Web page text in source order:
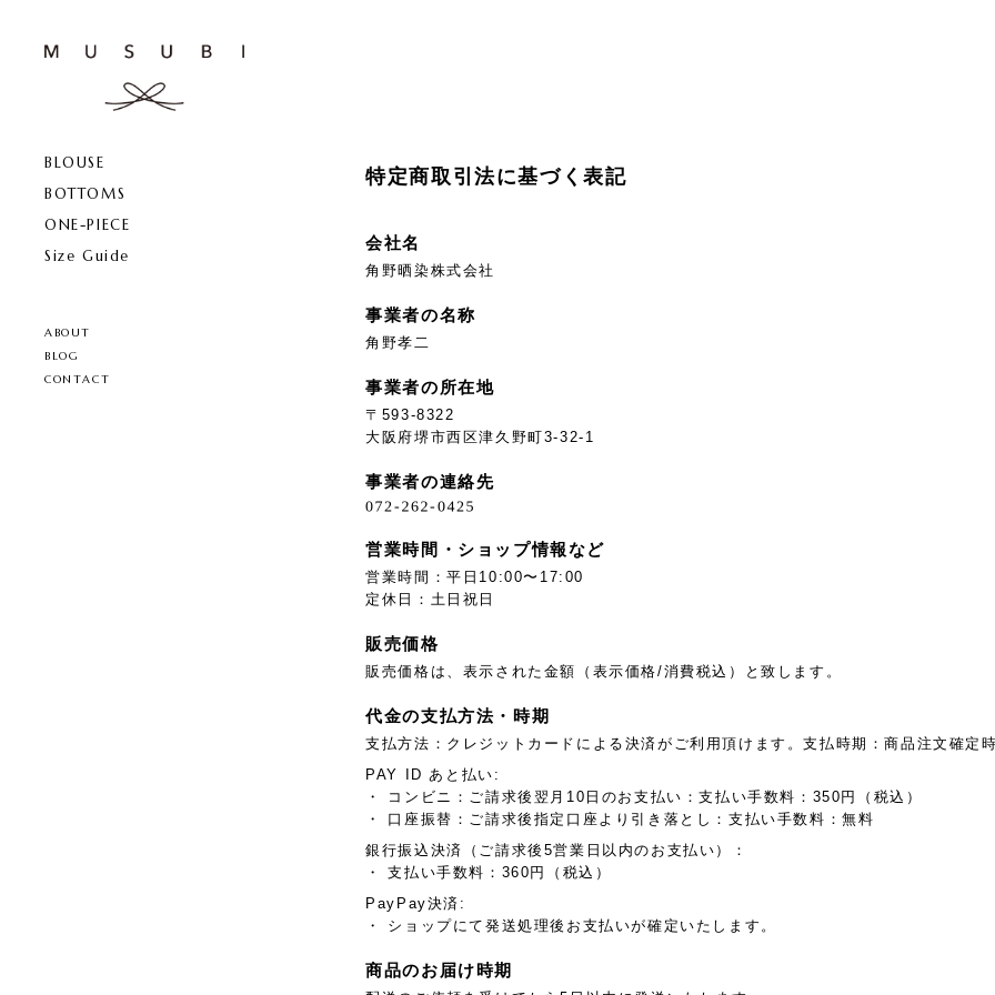
BLOUSE
BOTTOMS
ONE-PIECE
Size Guide
ABOUT
BLOG
CONTACT
特定商取引法に基づく表記
会社名
角野晒染株式会社
事業者の名称
角野孝二
事業者の所在地
〒593-8322
大阪府堺市西区津久野町3-32-1
事業者の連絡先
営業時間・ショップ情報など
営業時間：平日10:00〜17:00
定休日：土日祝日
販売価格
販売価格は、表示された金額（表示価格/消費税込）と致します。
代金の支払方法・時期
支払方法：クレジットカードによる決済がご利用頂けます。支払時期：商品注文確定
PAY ID あと払い:
・ コンビニ：ご請求後翌月10日のお支払い：支払い手数料：350円（税込）
・ 口座振替：ご請求後指定口座より引き落とし：支払い手数料：無料
銀行振込決済（ご請求後5営業日以内のお支払い）：
・ 支払い手数料：360円（税込）
PayPay決済:
・ ショップにて発送処理後お支払いが確定いたします。
商品のお届け時期